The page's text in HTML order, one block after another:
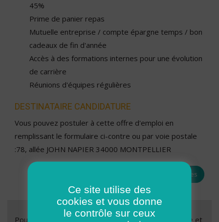
45%
Prime de panier repas
Mutuelle entreprise / compte épargne temps / bon
cadeaux de fin d'année
Accès à des formations internes pour une évolution
de carrière
Réunions d'équipes régulières
DESTINATAIRE CANDIDATURE
Vous pouvez postuler à cette offre d'emploi en
remplissant le formulaire ci-contre ou par voie postale
:78, allée JOHN NAPIER 34000 MONTPELLIER
Toutes les offres
Pour nous soumettre votre candidature, c’est simple et
Ce site utilise des
cookies et vous donne
le contrôle sur ceux